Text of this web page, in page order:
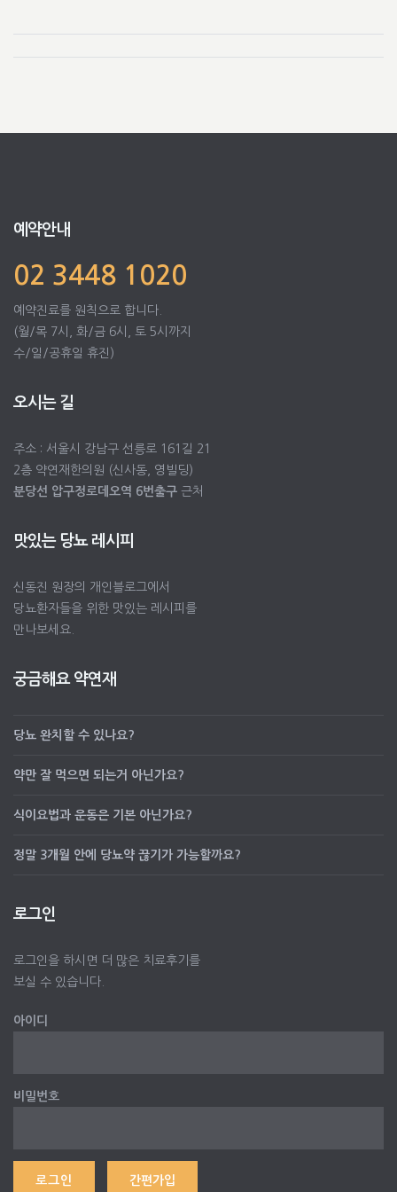
예약안내
02 3448 1020
예약진료를 원칙으로 합니다.
(월/목 7시, 화/금 6시, 토 5시까지
수/일/공휴일 휴진)
오시는 길
주소 : 서울시 강남구 선릉로 161길 21
2층 약연재한의원 (신사동, 영빌딩)
분당선 압구정로데오역 6번출구 근처
맛있는 당뇨 레시피
신동진 원장의 개인블로그에서
당뇨환자들을 위한 맛있는 레시피를
만나보세요.
궁금해요 약연재
당뇨 완치할 수 있나요?
약만 잘 먹으면 되는거 아닌가요?
식이요법과 운동은 기본 아닌가요?
정말 3개월 안에 당뇨약 끊기가 가능할까요?
로그인
로그인을 하시면 더 많은 치료후기를
보실 수 있습니다.
아이디
비밀번호
간편가입